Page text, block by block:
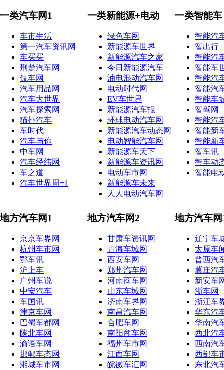
一类汽车网1
车市生活
第一汽车资讯网
车买买
荆楚汽车网
侃车网
汽车用品网
汽车大世界
汽车探索网
猫扑汽车
车时代
汽车与你
中车网
汽车经纬网
车之道
汽车世界周刊
一类新能源+电动
绿色车网
新能源车世界
新能源汽车之家
今日新能源汽车
油电混动汽车网
电动时代网
EV车世界
新能源汽车报
环球电动汽车网
新能源汽车动态网
电动智能汽车网
新能源车天下
新能源车资讯网
电动车市网
新能源车未来
人人电动汽车网
一类智能车
智能汽
智出行
智能汽
智能车
智能汽
智能汽
智能车
智驾网
智能汽
智能新
智能新
智车讯
智车动
智能电
地方汽车网1
京京车界网
杭州车市网
鄂车讯
沪上车
广州车说
中安汽车
车国讯
津京车网
巴蜀车都网
陕北车网
渝语车网
邯郸车态网
湘城车市网
地方汽车网2
甘肃车资讯网
青海车城网
西安车网
郑州汽车网
河南商车网
山东车城网
济南车界网
南昌汽车网
合肥车网
南阳商车网
福州车市网
江西车网
皖徽车汇网
地方汽车网
辽宁车
太原车
晋西汽
冀庄汽
新安车
浙车网
浙江车
华东汽
华南汽
西北汽
西南汽
西部车
东北汽